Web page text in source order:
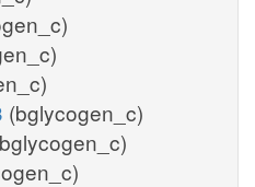
(bglycogen_c)